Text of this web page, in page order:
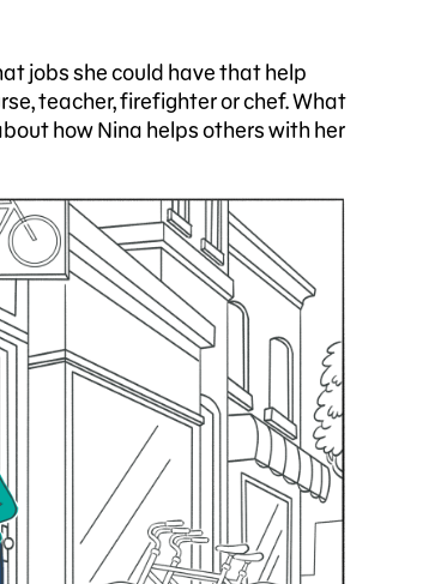
jobs she could have that help
teacher, firefighter or chef. What
how Nina helps others with her